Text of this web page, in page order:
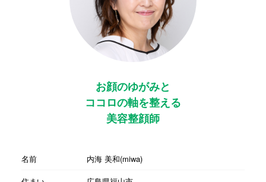
お顔のゆがみと
ココロの軸を整える
美容整顔師
名前
内海 美和(miwa)